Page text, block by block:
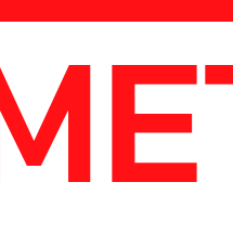
MetaData